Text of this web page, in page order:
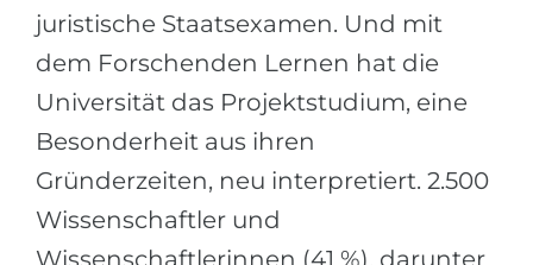
juristische Staatsexamen. Und mit
dem Forschenden Lernen hat die
Universität das Projektstudium, eine
Besonderheit aus ihren
Gründerzeiten, neu interpretiert. 2.500
Wissenschaftler und
Wissenschaftlerinnen (41 %), darunter